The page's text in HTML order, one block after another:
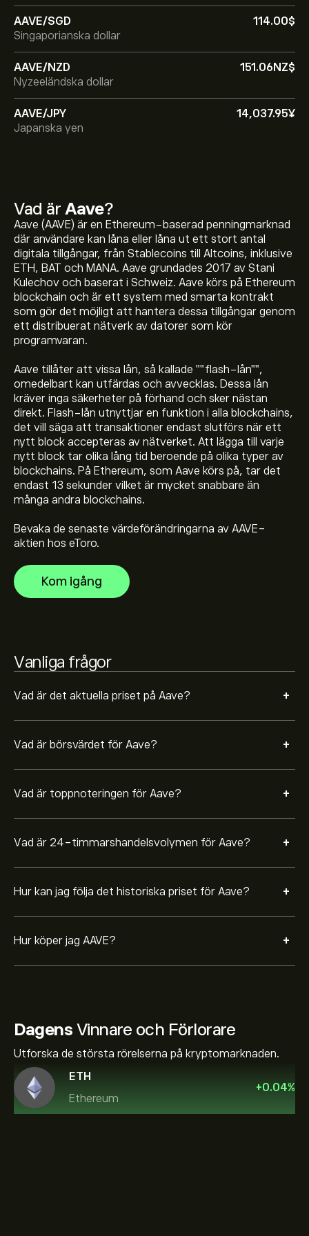
AAVE/SGD
114.00‎$‎
Singaporianska dollar
AAVE/NZD
151.06‎NZ$‎
Nyzeeländska dollar
AAVE/JPY
14,037.95‎¥‎
Japanska yen
Vad är Aave?
Aave (AAVE) är en Ethereum-baserad penningmarknad
där användare kan låna eller låna ut ett stort antal
digitala tillgångar, från Stablecoins till Altcoins, inklusive
ETH, BAT och MANA. Aave grundades 2017 av Stani
Kulechov och baserat i Schweiz. Aave körs på Ethereum
blockchain och är ett system med smarta kontrakt
som gör det möjligt att hantera dessa tillgångar genom
ett distribuerat nätverk av datorer som kör
programvaran.
Aave tillåter att vissa lån, så kallade ""flash-lån"",
omedelbart kan utfärdas och avvecklas. Dessa lån
kräver inga säkerheter på förhand och sker nästan
direkt. Flash-lån utnyttjar en funktion i alla blockchains,
det vill säga att transaktioner endast slutförs när ett
nytt block accepteras av nätverket. Att lägga till varje
nytt block tar olika lång tid beroende på olika typer av
blockchains. På Ethereum, som Aave körs på, tar det
endast 13 sekunder vilket är mycket snabbare än
många andra blockchains.
Bevaka de senaste värdeförändringarna av AAVE-
aktien hos eToro.
Kom igång
Vanliga frågor
Vad är det aktuella priset på Aave? +
Det aktuella priset på AAVE är 89.0614‎$‎
Vad är börsvärdet för Aave? +
Börsvärdet för Aave är 1.37B‎$‎
Vad är toppnoteringen för Aave? +
Aaves toppnotering är 662.7297‎$‎
Vad är 24-timmarshandelsvolymen för Aave? +
Aave har en 24-timmarshandelsvolym på 190.56M
Hur kan jag följa det historiska priset för Aave? +
Välj tidsramen "1D" eller "1W" på eToro-diagrammet
Hur köper jag AAVE? +
hemsida. När du har skapat ett konto och satt in
pengar klickar du på "Handla"-knappen och bestämmer
hur mycket Aave du vill köpa. Du kan också lägga en
order som kommer att köpa AAVE till ett angivet pris i
framtiden.
Dagens Vinnare och Förlorare
Utforska de största rörelserna på kryptomarknaden.
ETH
Ethereum
+0.04%